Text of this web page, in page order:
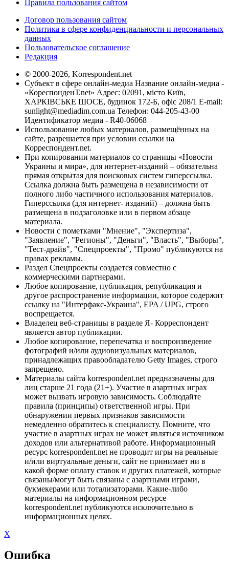
Правила пользования сайтом
Договор пользования сайтом
Политика в сфере конфиденциальности и персональных
данных
Пользовательское соглашение
Редакция
© 2000-2026, Korrespondent.net
Субъект в сфере онлайн-медиа Название онлайн-медиа -
«КореспонденТ.net» Адрес: 02091, місто Київ,
ХАРКІВСЬКЕ ШОСЕ, будинок 172-Б, офіс 208/1 E-mail:
sunlight@mediadim.com.ua Телефон: 044-205-43-00
Идентификатор медиа - R40-06068
Использование любых материалов, размещённых на
сайте, разрешается при условии ссылки на
Корреспондент.net.
При копировании материалов со страницы «Новости
Украины и мира», для интернет-изданий – обязательна
прямая открытая для поисковых систем гиперссылка.
Ссылка должна быть размещена в независимости от
полного либо частичного использования материалов.
Гиперссылка (для интернет- изданий) – должна быть
размещена в подзаголовке или в первом абзаце
материала.
Новости с пометками "Мнение", "Экспертиза",
"Заявление", "Регионы", "Деньги", "Власть", "Выборы",
"Тест-драйв", "Спецпроекты", "Промо" публикуются на
правах рекламы.
Раздел Спецпроекты создается совместно с
коммерческими партнерами.
Любое копирование, публикация, републикация и
другое распространение информации, которое содержит
ссылку на "Интерфакс-Украина", EPA / UPG, строго
воспрещается.
Владелец веб-страницы в разделе Я- Корреспондент
является автор публикации.
Любое копирование, перепечатка и воспроизведение
фотографий и/или аудиовизуальных материалов,
принадлежащих правообладателю Getty Images, строго
запрещено.
Материалы сайта korrespondent.net предназначены для
лиц старше 21 года (21+). Участие в азартных играх
может вызвать игровую зависимость. Соблюдайте
правила (принципы) ответственной игры. При
обнаружении первых признаков зависимости
немедленно обратитесь к специалисту. Помните, что
участие в азартных играх не может являться источником
доходов или альтернативой работе. Информационный
ресурс korrespondent.net не проводит игры на реальные
и/или виртуальные деньги, сайт не принимает ни в
какой форме оплату ставок и других платежей, которые
связаны/могут быть связаны с азартными играми,
букмекерами или тотализаторами. Какие-либо
материалы на информационном ресурсе
korrespondent.net публикуются исключительно в
информационных целях.
X
Ошибка